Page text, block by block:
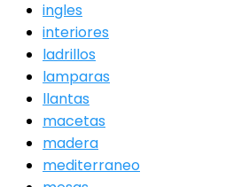
ingles
interiores
ladrillos
lamparas
llantas
macetas
madera
mediterraneo